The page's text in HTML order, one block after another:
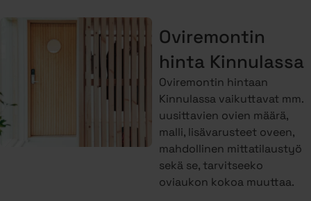
Oviremontin
hinta Kinnulassa
Oviremontin hintaan
Kinnulassa vaikuttavat mm.
uusittavien ovien määrä,
malli, lisävarusteet oveen,
mahdollinen mittatilaustyö
sekä se, tarvitseeko
oviaukon kokoa muuttaa.